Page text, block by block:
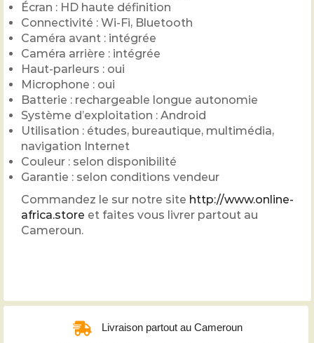
Écran : HD haute définition
Connectivité : Wi-Fi, Bluetooth
Caméra avant : intégrée
Caméra arrière : intégrée
Haut-parleurs : oui
Microphone : oui
Batterie : rechargeable longue autonomie
Système d’exploitation : Android
Utilisation : études, bureautique, multimédia,
navigation Internet
Couleur : selon disponibilité
Garantie : selon conditions vendeur
Commandez le sur notre site http://www.online-
africa.store et faites vous livrer partout au
Cameroun.
Livraison partout au Cameroun